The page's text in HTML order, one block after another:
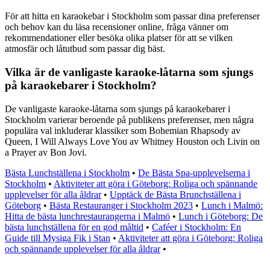
För att hitta en karaokebar i Stockholm som passar dina preferenser
och behov kan du läsa recensioner online, fråga vänner om
rekommendationer eller besöka olika platser för att se vilken
atmosfär och låtutbud som passar dig bäst.
Vilka är de vanligaste karaoke-låtarna som sjungs
på karaokebarer i Stockholm?
De vanligaste karaoke-låtarna som sjungs på karaokebarer i
Stockholm varierar beroende på publikens preferenser, men några
populära val inkluderar klassiker som Bohemian Rhapsody av
Queen, I Will Always Love You av Whitney Houston och Livin on
a Prayer av Bon Jovi.
Bästa Lunchställena i Stockholm • De Bästa Spa-upplevelserna i
Stockholm • Aktiviteter att göra i Göteborg: Roliga och spännande
upplevelser för alla åldrar• Upptäck de Bästa Brunchställena i
Göteborg • Bästa Restauranger i Stockholm 2023 • Lunch i Malmö:
Hitta de bästa lunchrestaurangerna i Malmö • Lunch i Göteborg: De
bästa lunchställena för en god måltid • Caféer i Stockholm: En
Guide till Mysiga Fik i Stan • Aktiviteter att göra i Göteborg: Roliga
och spännande upplevelser för alla åldrar•